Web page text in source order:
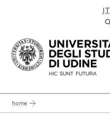
Passa al IT
home